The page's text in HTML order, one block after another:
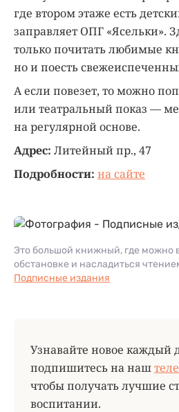
где втором этаже есть
заправляет ОПГ «Ясельки».
только почитать любимые
но и поесть
А если повезет, то можно
или театральный показ —
на регулярной основе.
Адрес: Литейный пр., 47
Подробности: на сайте
Это большой книжный, где можно
обстановке и насладиться
Подписные издания
Узнавайте новое каждый
подпишитесь на наш
чтобы получать лучшие
воспитании.